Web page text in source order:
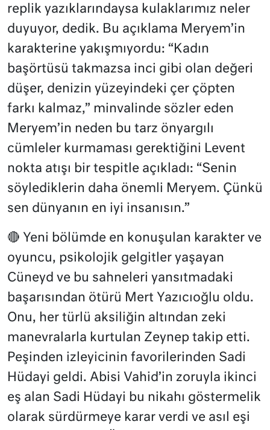
replik yazıklarındaysa kulaklarımız neler
duyuyor, dedik. Bu açıklama Meryem’in
karakterine yakışmıyordu: “Kadın
başörtüsü takmazsa inci gibi olan değeri
düşer, denizin yüzeyindeki çer çöpten
farkı kalmaz,” minvalinde sözler eden
Meryem’in neden bu tarz önyargılı
cümleler kurmaması gerektiğini Levent
nokta atışı bir tespitle açıkladı: “Senin
söylediklerin daha önemli Meryem. Çünkü
sen dünyanın en iyi insanısın.”
🔴 Yeni bölümde en konuşulan karakter ve
oyuncu, psikolojik gelgitler yaşayan
Cüneyd ve bu sahneleri yansıtmadaki
başarısından ötürü Mert Yazıcıoğlu oldu.
Onu, her türlü aksiliğin altından zeki
manevralarla kurtulan Zeynep takip etti.
Peşinden izleyicinin favorilerinden Sadi
Hüdayi geldi. Abisi Vahid’in zoruyla ikinci
eş alan Sadi Hüdayi bu nikahı göstermelik
olarak sürdürmeye karar verdi ve asıl eşi